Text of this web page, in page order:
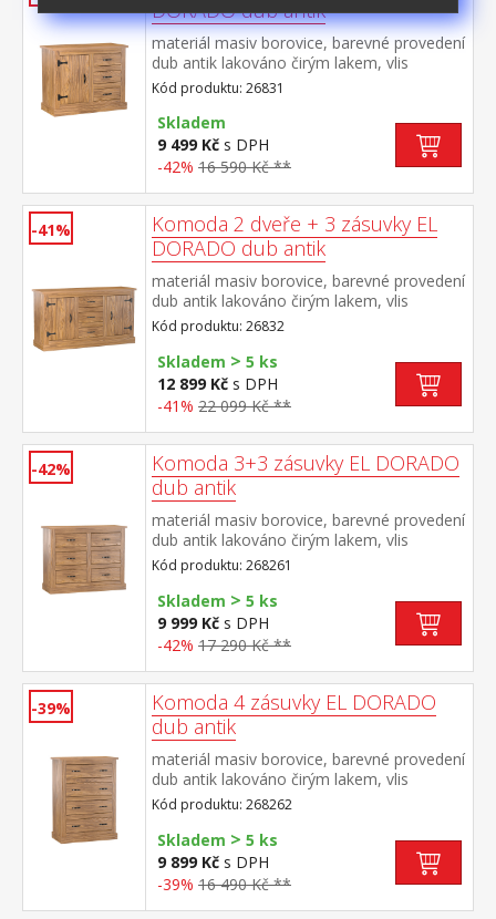
DORADO dub antik
materiál masiv borovice, barevné provedení
dub antik lakováno čirým lakem, vlis
dřevěné struktury 1 dvířka, 1 police, 3
zásuvky součást sestavy EL DORADO
Kód produktu: 26831
Skladem
9 499 Kč s DPH
-42% 16 590 Kč **
-41%
Komoda 2 dveře + 3 zásuvky EL
DORADO dub antik
materiál masiv borovice, barevné provedení
dub antik lakováno čirým lakem, vlis
dřevěné struktury 2 dvířka, 2 police, 3
zásuvky součást sestavy EL DORADO
Kód produktu: 26832
Skladem > 5 ks
12 899 Kč s DPH
-41% 22 099 Kč **
-42%
Komoda 3+3 zásuvky EL DORADO
dub antik
materiál masiv borovice, barevné provedení
dub antik lakováno čirým lakem, vlis
dřevěné struktury šest zásuvek součást
sestavy EL DORADO
Kód produktu: 268261
Skladem > 5 ks
9 999 Kč s DPH
-42% 17 290 Kč **
-39%
Komoda 4 zásuvky EL DORADO
dub antik
materiál masiv borovice, barevné provedení
dub antik lakováno čirým lakem, vlis
dřevěné struktury čtyři zásuvky součást
sestavy EL DORADO
Kód produktu: 268262
Skladem > 5 ks
9 899 Kč s DPH
-39% 16 490 Kč **